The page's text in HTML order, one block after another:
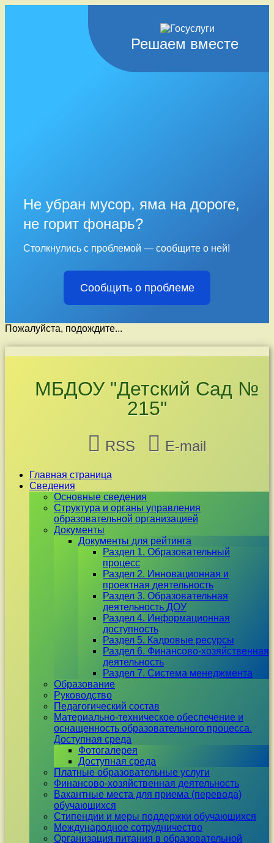
Решаем вместе
Не убран мусор, яма на дороге,
не горит фонарь?
Столкнулись с проблемой — сообщите о ней!
Сообщить о проблеме
Пожалуйста, подождите...
МБДОУ "Детский Сад №
215"
RSS E-mail
Главная страница
Сведения
Основные сведения
Структура и органы управления
образовательной организацией
Документы
Документы для рейтинга
Раздел 1. Образовательный
процесс
Раздел 2. Инновационная и
проектная деятельность
Раздел 3. Образовательная
деятельность ДОУ
Раздел 4. Информационная
доступность
Раздел 5. Кадровые ресурсы
Раздел 6. Финансово-хозяйственная
деятельность
Раздел 7. Система менеджмента
Образование
Руководство
Педагогический состав
Материально-техническое обеспечение и
оснащенность образовательного процесса.
Доступная среда
Фотогалерея
Доступная среда
Платные образовательные услуги
Финансово-хозяйственная деятельность
Вакантные места для приема (перевода)
обучающихся
Стипендии и меры поддержки обучающихся
Международное сотрудничество
Организация питания в образовательной